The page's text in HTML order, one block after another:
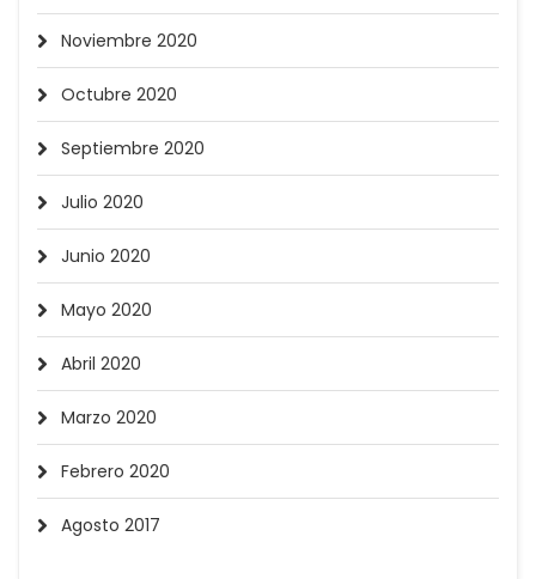
Noviembre 2020
Octubre 2020
Septiembre 2020
Julio 2020
Junio 2020
Mayo 2020
Abril 2020
Marzo 2020
Febrero 2020
Agosto 2017